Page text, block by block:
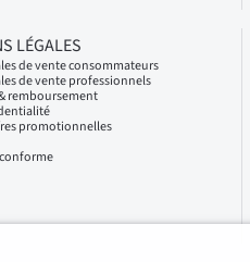
LÉGALES
de vente consommateurs
de vente professionnels
remboursement
promotionnelles